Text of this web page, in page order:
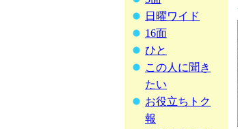
日曜ワイド
16面
ひと
この人に聞き
たい
お役立ちトク
報